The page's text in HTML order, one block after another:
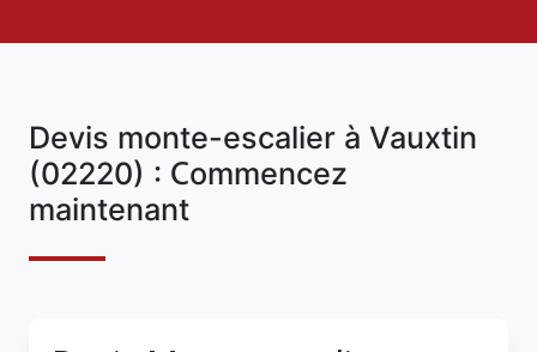
Devis monte-escalier à Vauxtin
(02220) : Commencez
maintenant